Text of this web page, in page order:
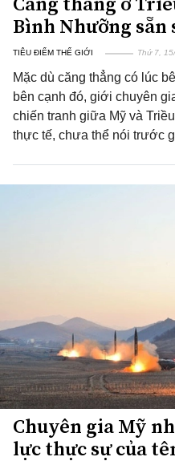
Bình Nhưỡng sẵn
TIÊU ĐIỂM THẾ GIỚI Thứ 7,
Mặc dù căng thẳng có lúc
bên cạnh đó, giới chuyên
chiến tranh giữa Mỹ và
thực tế, chưa thể nói trước
Chuyên gia Mỹ
lực thực sự của